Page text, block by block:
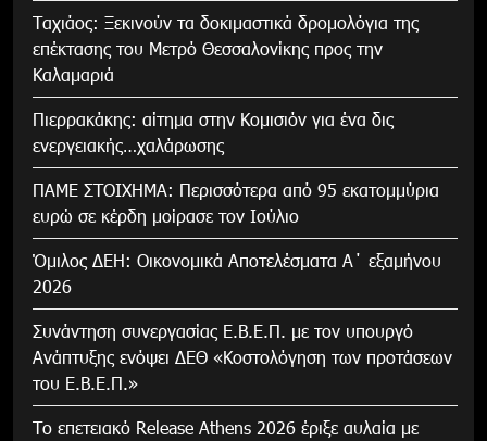
Tαχιάος: Ξεκινούν τα δοκιμαστικά δρομολόγια της
επέκτασης του Μετρό Θεσσαλονίκης προς την
Καλαμαριά
Πιερρακάκης: αίτημα στην Κομισιόν για ένα δις
ενεργειακής…χαλάρωσης
ΠΑΜΕ ΣΤΟΙΧΗΜΑ: Περισσότερα από 95 εκατομμύρια
ευρώ σε κέρδη μοίρασε τον Ιούλιο
Όμιλος ΔΕΗ: Οικονομικά Αποτελέσματα Α΄ εξαμήνου
2026
Συνάντηση συνεργασίας Ε.Β.Ε.Π. με τον υπουργό
Ανάπτυξης ενόψει ΔΕΘ «Κοστολόγηση των προτάσεων
του Ε.Β.Ε.Π.»
Το επετειακό Release Athens 2026 έριξε αυλαία με